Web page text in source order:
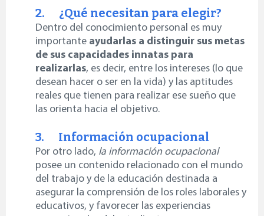
2. ¿Qué necesitan para elegir?
Dentro del conocimiento personal es muy
importante ayudarlas a distinguir sus metas
de sus capacidades innatas para
realizarlas, es decir, entre los intereses (lo que
desean hacer o ser en la vida) y las aptitudes
reales que tienen para realizar ese sueño que
las orienta hacia el objetivo.
3. Información ocupacional
Por otro lado, la información ocupacional
posee un contenido relacionado con el mundo
del trabajo y de la educación destinada a
asegurar la comprensión de los roles laborales y
educativos, y favorecer las experiencias